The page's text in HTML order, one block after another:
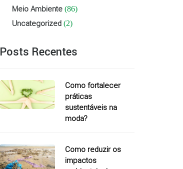
Meio Ambiente (86)
Uncategorized (2)
Posts Recentes
Como fortalecer
práticas
sustentáveis na
moda?
Como reduzir os
impactos